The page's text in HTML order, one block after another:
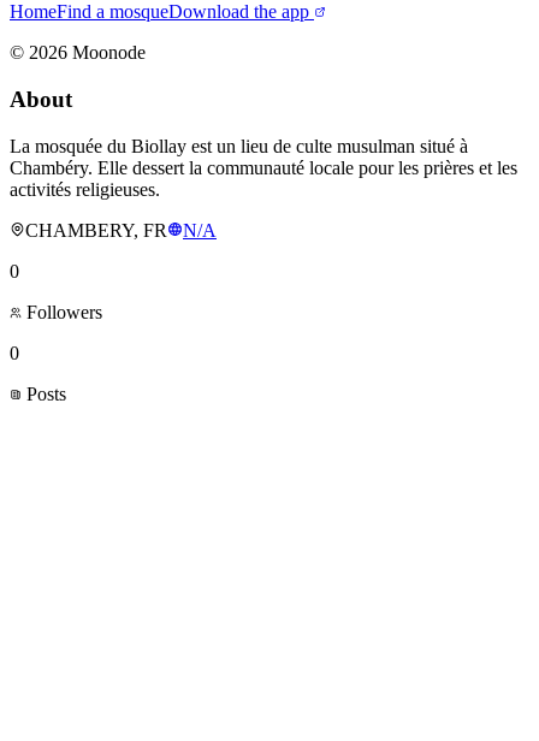
HomeFind a mosqueDownload the app
© 2026 Moonode
About
La mosquée du Biollay est un lieu de culte musulman situé à
Chambéry. Elle dessert la communauté locale pour les prières et les
activités religieuses.
CHAMBERY, FR
N/A
0
Followers
0
Posts